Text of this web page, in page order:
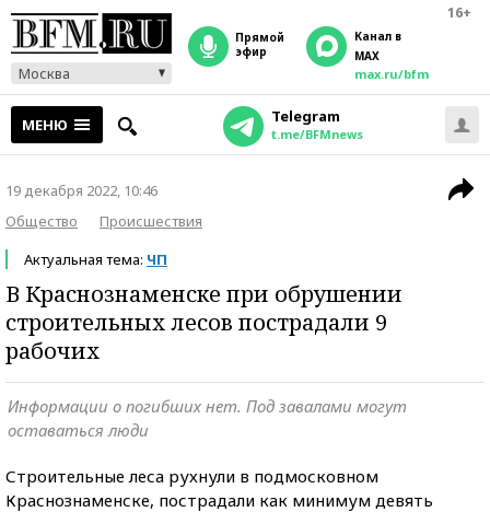
16+
Москва
прямой
эфир
Канал в
MAX
max.ru/bfm
МЕНЮ Telegram
t.me/BFMnews
19 декабря 2022, 10:46
Общество
Происшествия
Актуальная тема: ЧП
В Краснознаменске при обрушении
строительных лесов пострадали 9
рабочих
Информации о погибших нет. Под завалами могут
оставаться люди
Строительные леса рухнули в подмосковном
Краснознаменске, пострадали как минимум девять